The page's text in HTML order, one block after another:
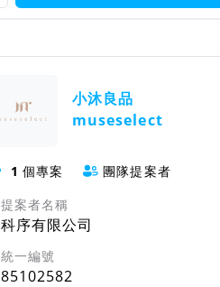
小沐良品
museselect
1 個專案
團隊提案者
提案者名稱
科序有限公司
統一編號
85102582